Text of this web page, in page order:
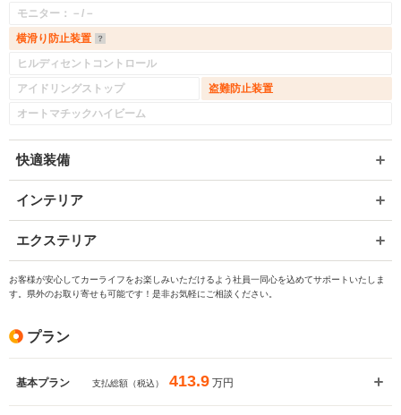
モニター：－/－
横滑り防止装置
ヒルディセントコントロール
アイドリングストップ
盗難防止装置
オートマチックハイビーム
快適装備
インテリア
エクステリア
お客様が安心してカーライフをお楽しみいただけるよう社員一同心を込めてサポートいたしま
す。県外のお取り寄せも可能です！是非お気軽にご相談ください。
プラン
基本プラン 支払総額（税込） 413.9 万円